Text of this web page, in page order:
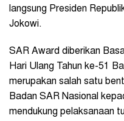
langsung Presiden
Jokowi.
SAR Award diberikan
Hari Ulang Tahun ke-51
merupakan salah satu
Badan SAR Nasional
mendukung pelaksanaan